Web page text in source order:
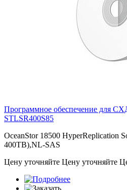
Программное обеспечение для
STLSR400S85
OceanStor 18500 HyperReplication
400TB),NL-SAS
Цену уточняйте Цену уточняйте